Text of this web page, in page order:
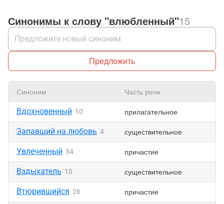
Синонимы к слову "влюбленный"15
Предложить
Синоним Часть речи
Вдохновенный 10 прилагательное
Запавший на любовь 4 существительное
Увлеченный 34 причастие
Вздыхатель 10 существительное
Втюрившийся 26 причастие